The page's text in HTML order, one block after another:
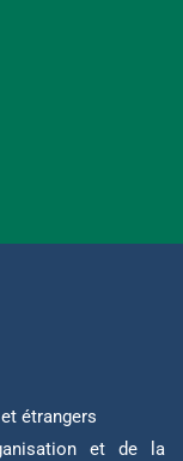
étrangers
et de la